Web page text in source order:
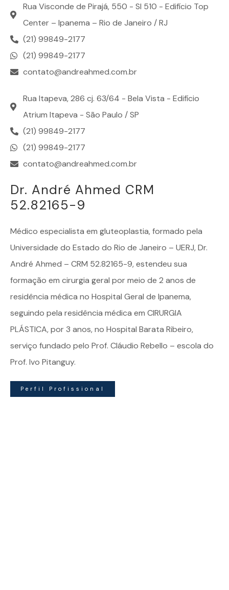
Rua Visconde de Pirajá, 550 - Sl 510 - Edifício Top
Center – Ipanema – Rio de Janeiro / RJ
(21) 99849-2177
(21) 99849-2177
contato@andreahmed.com.br
Rua Itapeva, 286 cj. 63/64 - Bela Vista - Edifício
Atrium Itapeva - São Paulo / SP
(21) 99849-2177
(21) 99849-2177
contato@andreahmed.com.br
Dr. André Ahmed CRM
52.82165-9
Médico especialista em gluteoplastia, formado pela
Universidade do Estado do Rio de Janeiro – UERJ, Dr.
André Ahmed – CRM 52.82165-9, estendeu sua
formação em cirurgia geral por meio de 2 anos de
residência médica no Hospital Geral de Ipanema,
seguindo pela residência médica em CIRURGIA
PLÁSTICA, por 3 anos, no Hospital Barata Ribeiro,
serviço fundado pelo Prof. Cláudio Rebello – escola do
Prof. Ivo Pitanguy.
Perfil Profissional